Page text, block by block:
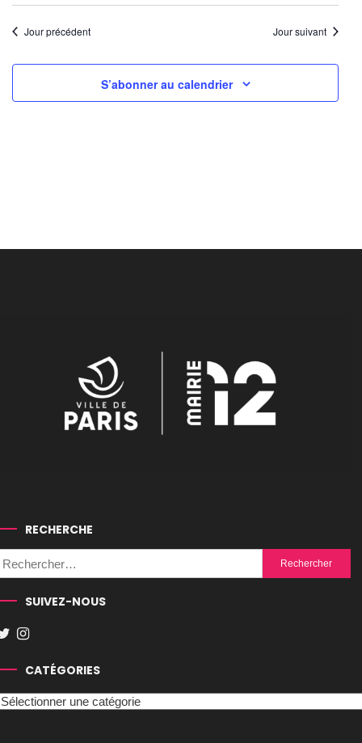
Jour précédent Jour suivant
S’abonner au calendrier
RECHERCHE
Rechercher :
SUIVEZ-NOUS
CATÉGORIES